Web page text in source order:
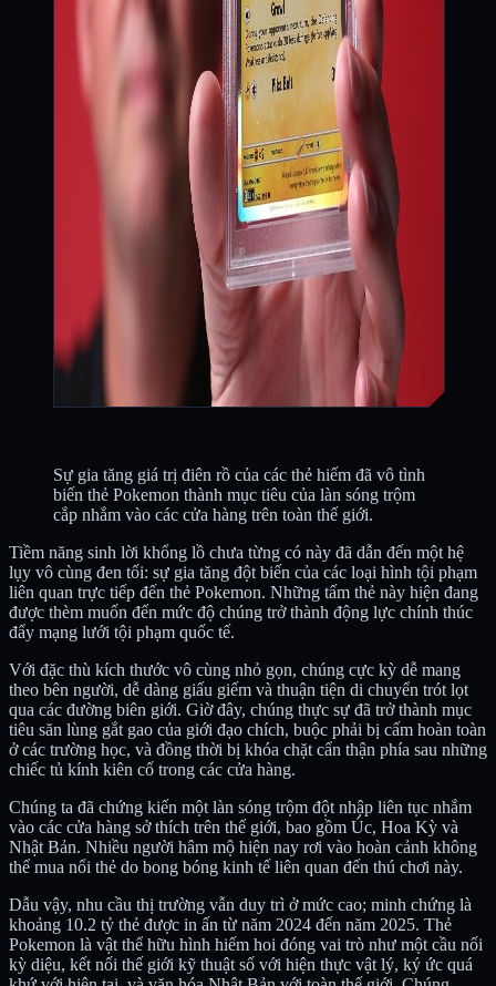
Sự gia tăng giá trị điên rồ của các thẻ hiếm đã vô tình
biến thẻ Pokemon thành mục tiêu của làn sóng trộm
cắp nhắm vào các cửa hàng trên toàn thế giới.
Tiềm năng sinh lời khổng lồ chưa từng có này đã dẫn đến một hệ
lụy vô cùng đen tối: sự gia tăng đột biến của các loại hình tội phạm
liên quan trực tiếp đến thẻ Pokemon. Những tấm thẻ này hiện đang
được thèm muốn đến mức độ chúng trở thành động lực chính thúc
đẩy mạng lưới tội phạm quốc tế.
Với đặc thù kích thước vô cùng nhỏ gọn, chúng cực kỳ dễ mang
theo bên người, dễ dàng giấu giếm và thuận tiện di chuyển trót lọt
qua các đường biên giới. Giờ đây, chúng thực sự đã trở thành mục
tiêu săn lùng gắt gao của giới đạo chích, buộc phải bị cấm hoàn toàn
ở các trường học, và đồng thời bị khóa chặt cẩn thận phía sau những
chiếc tủ kính kiên cố trong các cửa hàng.
Chúng ta đã chứng kiến một làn sóng trộm đột nhập liên tục nhắm
vào các cửa hàng sở thích trên thế giới, bao gồm Úc, Hoa Kỳ và
Nhật Bản. Nhiều người hâm mộ hiện nay rơi vào hoàn cảnh không
thể mua nổi thẻ do bong bóng kinh tế liên quan đến thú chơi này.
Dẫu vậy, nhu cầu thị trường vẫn duy trì ở mức cao; minh chứng là
khoảng 10.2 tỷ thẻ được in ấn từ năm 2024 đến năm 2025. Thẻ
Pokemon là vật thể hữu hình hiếm hoi đóng vai trò như một cầu nối
kỳ diệu, kết nối thế giới kỹ thuật số với hiện thực vật lý, ký ức quá